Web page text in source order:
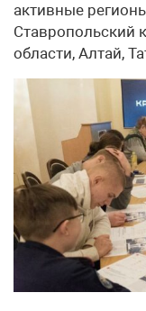
активные
Ставропольский
области, Алтай,